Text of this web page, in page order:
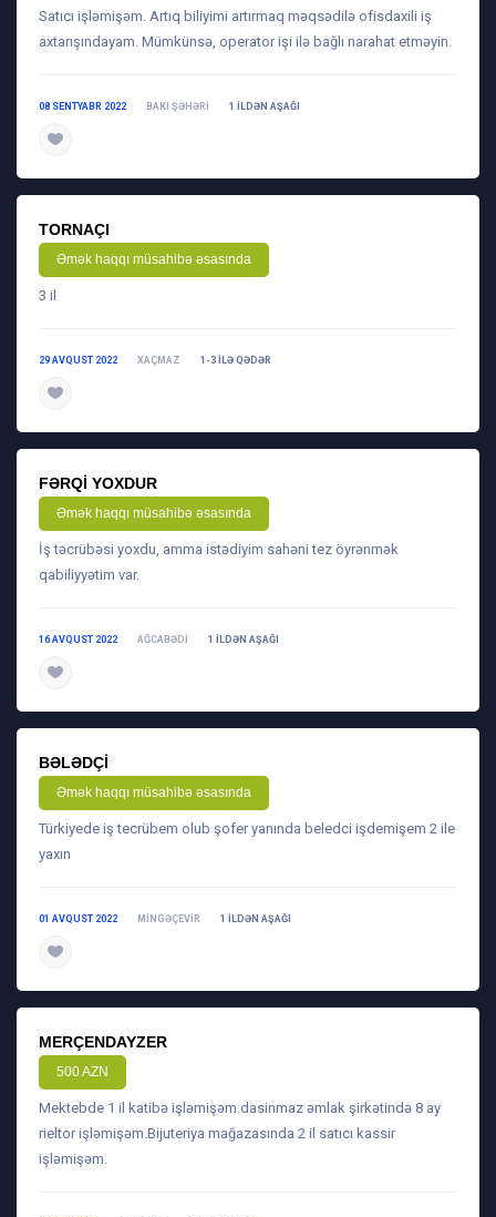
Satıcı işləmişəm. Artıq biliyimi artırmaq məqsədilə ofisdaxili iş
axtarışındayam. Mümkünsə, operator işi ilə bağlı narahat etməyin.
08 SENTYABR 2022 BAKI ŞƏHƏRI 1 ILDƏN AŞAĞI
TORNAÇI
Əmək haqqı müsahibə əsasında
3 il
29 AVQUST 2022 XAÇMAZ 1-3 ILƏ QƏDƏR
FƏRQI YOXDUR
Əmək haqqı müsahibə əsasında
İş təcrübəsi yoxdu, amma istədiyim sahəni tez öyrənmək
qabiliyyətim var.
16 AVQUST 2022 AĞCABƏDI 1 ILDƏN AŞAĞI
BƏLƏDÇI
Əmək haqqı müsahibə əsasında
Türkiyede iş tecrübem olub şofer yanında beledci işdemişem 2 ile
yaxın
01 AVQUST 2022 MINGƏÇEVIR 1 ILDƏN AŞAĞI
MERÇENDAYZER
500 AZN
Mektebde 1 il katibə işləmişəm.dasinmaz əmlak şirkətində 8 ay
rieltor işləmişəm.Bijuteriya mağazasında 2 il satıcı kassir
işləmişəm.